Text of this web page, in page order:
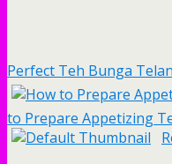
Perfect Teh Bunga
to Prepare Appetizing